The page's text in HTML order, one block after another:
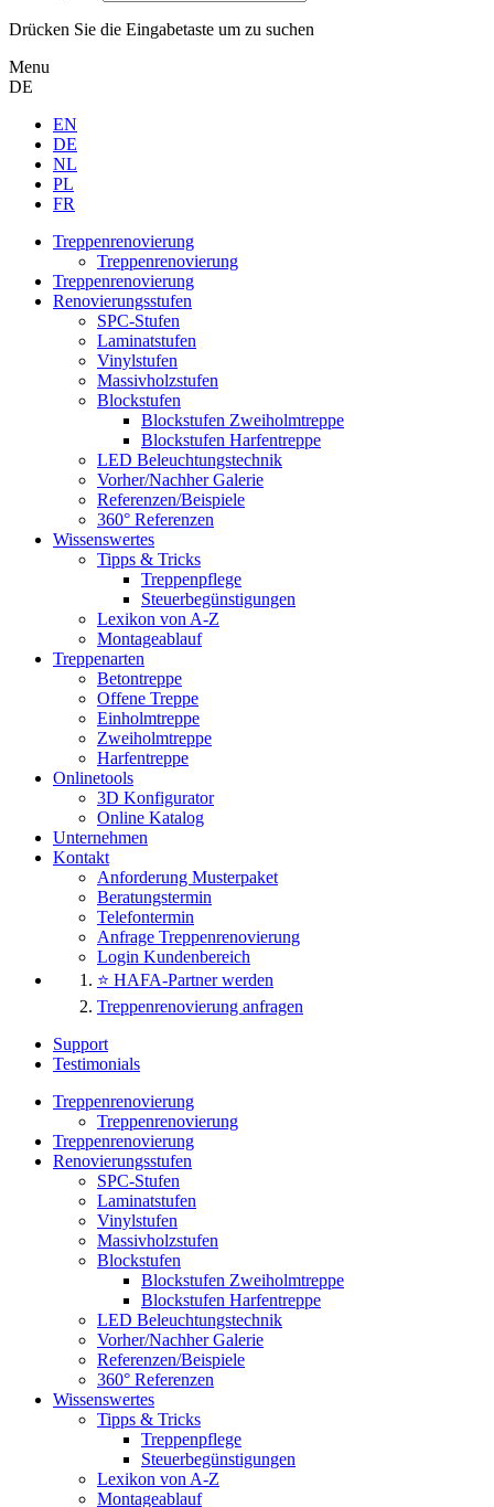
Drücken Sie die Eingabetaste um zu suchen
Menu
DE
EN
DE
NL
PL
FR
Treppenrenovierung
Treppenrenovierung
Treppenrenovierung
Renovierungsstufen
SPC-Stufen
Laminatstufen
Vinylstufen
Massivholzstufen
Blockstufen
Blockstufen Zweiholmtreppe
Blockstufen Harfentreppe
LED Beleuchtungstechnik
Vorher/Nachher Galerie
Referenzen/Beispiele
360° Referenzen
Wissenswertes
Tipps & Tricks
Treppenpflege
Steuerbegünstigungen
Lexikon von A-Z
Montageablauf
Treppenarten
Betontreppe
Offene Treppe
Einholmtreppe
Zweiholmtreppe
Harfentreppe
Onlinetools
3D Konfigurator
Online Katalog
Unternehmen
Kontakt
Anforderung Musterpaket
Beratungstermin
Telefontermin
Anfrage Treppenrenovierung
Login Kundenbereich
⭐ HAFA-Partner werden
Treppenrenovierung anfragen
Support
Testimonials
Treppenrenovierung
Treppenrenovierung
Treppenrenovierung
Renovierungsstufen
SPC-Stufen
Laminatstufen
Vinylstufen
Massivholzstufen
Blockstufen
Blockstufen Zweiholmtreppe
Blockstufen Harfentreppe
LED Beleuchtungstechnik
Vorher/Nachher Galerie
Referenzen/Beispiele
360° Referenzen
Wissenswertes
Tipps & Tricks
Treppenpflege
Steuerbegünstigungen
Lexikon von A-Z
Montageablauf